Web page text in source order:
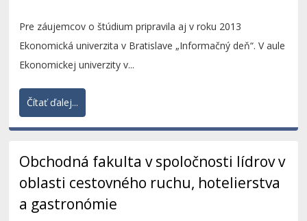
Pre záujemcov o štúdium pripravila aj v roku 2013
Ekonomická univerzita v Bratislave „Informačný deň“. V aule
Ekonomickej univerzity v...
Čítať ďalej...
Obchodná fakulta v spoločnosti lídrov v
oblasti cestovného ruchu, hotelierstva
a gastronómie